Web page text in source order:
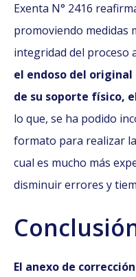
Exenta N° 2416
promoviendo medidas
integridad del proceso
el endoso del
de su soporte físico,
lo que, se ha podido
formato para realizar
cual es mucho más
disminuir errores y
El anexo de